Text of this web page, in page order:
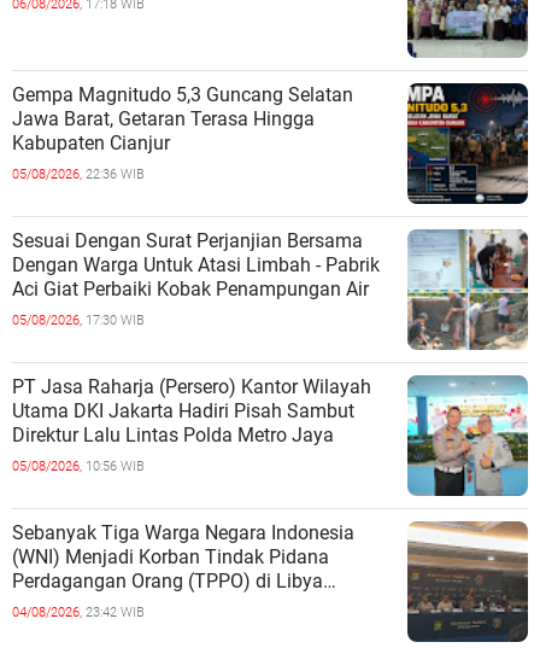
06/08/2026, 17:18 WIB
Gempa Magnitudo 5,3 Guncang Selatan
Jawa Barat, Getaran Terasa Hingga
Kabupaten Cianjur
05/08/2026, 22:36 WIB
Sesuai Dengan Surat Perjanjian Bersama
Dengan Warga Untuk Atasi Limbah - Pabrik
Aci Giat Perbaiki Kobak Penampungan Air
05/08/2026, 17:30 WIB
PT Jasa Raharja (Persero) Kantor Wilayah
Utama DKI Jakarta Hadiri Pisah Sambut
Direktur Lalu Lintas Polda Metro Jaya
05/08/2026, 10:56 WIB
Sebanyak Tiga Warga Negara Indonesia
(WNI) Menjadi Korban Tindak Pidana
Perdagangan Orang (TPPO) di Libya
Berhasil Dipulangkan Ke - Indonesia. Mereka
04/08/2026, 23:42 WIB